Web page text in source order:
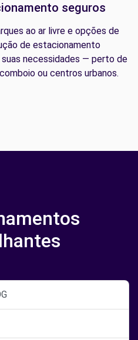
seguros
ao ar livre e opções de
de estacionamento
necessidades — perto de
ou centros urbanos.